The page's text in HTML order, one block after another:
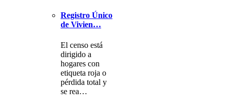
Registro Único
de Vivien…
El censo está
dirigido a
hogares con
etiqueta roja o
pérdida total y
se rea…